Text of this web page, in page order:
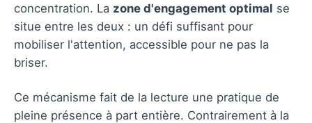
concentration. La zone d'engagement optimal se
situe entre les deux : un défi suffisant pour
mobiliser l'attention, accessible pour ne pas la
briser.
Ce mécanisme fait de la lecture une pratique de
pleine présence à part entière. Contrairement à la